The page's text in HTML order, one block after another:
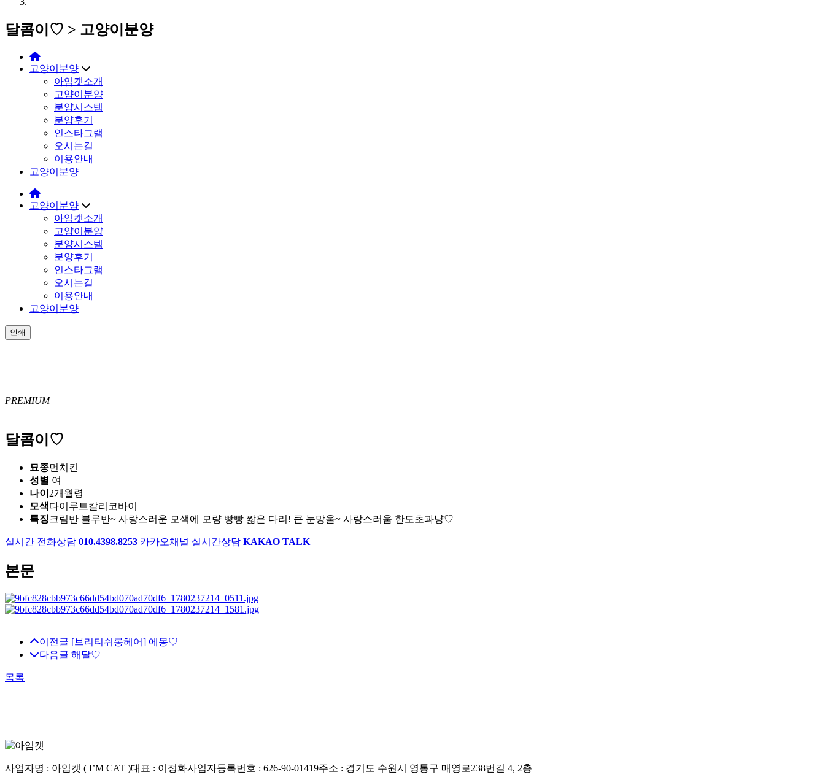
달콤이♡ > 고양이분양
고양이분양
아임캣소개
고양이분양
분양시스템
분양후기
인스타그램
오시는길
이용안내
고양이분양
고양이분양
아임캣소개
고양이분양
분양시스템
분양후기
인스타그램
오시는길
이용안내
고양이분양
인쇄
PREMIUM
달콤이♡
묘종먼치킨
성별 여
나이 2개월령
모색다이루트칼리코바이
특징크림반 블루반~ 사랑스러운 모색에 모량 빵빵 짧은 다리! 큰 눈망울~ 사랑스러움 한도초과냥♡
실시간 전화상담 010.4398.8253 카카오채널 실시간상담 KAKAO TALK
본문
이전글 [브리티쉬롱헤어] 에몽♡
다음글 해달♡
목록
사업자명 : 아임캣 ( I’M CAT )대표 : 이정화사업자등록번호 : 626-90-01419주소 : 경기도 수원시 영통구 매영로238번길 4, 2층